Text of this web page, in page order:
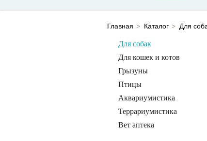
Главная Каталог Для
Для собак
Для кошек и котов
Грызуны
Птицы
Аквариумистика
Террариумистика
Вет аптека